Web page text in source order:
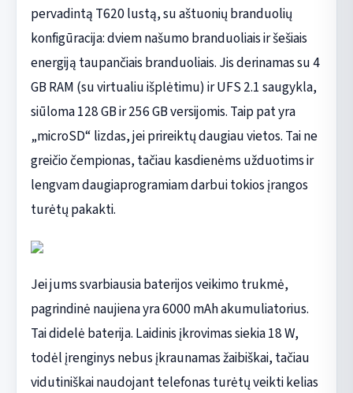
pervadintą T620 lustą, su aštuonių branduolių
konfigūracija: dviem našumo branduoliais ir šešiais
energiją taupančiais branduoliais. Jis derinamas su 4
GB RAM (su virtualiu išplėtimu) ir UFS 2.1 saugykla,
siūloma 128 GB ir 256 GB versijomis. Taip pat yra
„microSD“ lizdas, jei prireiktų daugiau vietos. Tai ne
greičio čempionas, tačiau kasdienėms užduotims ir
lengvam daugiaprogramiam darbui tokios įrangos
turėtų pakakti.
Jei jums svarbiausia baterijos veikimo trukmė,
pagrindinė naujiena yra 6000 mAh akumuliatorius.
Tai didelė baterija. Laidinis įkrovimas siekia 18 W,
todėl įrenginys nebus įkraunamas žaibiškai, tačiau
vidutiniškai naudojant telefonas turėtų veikti kelias